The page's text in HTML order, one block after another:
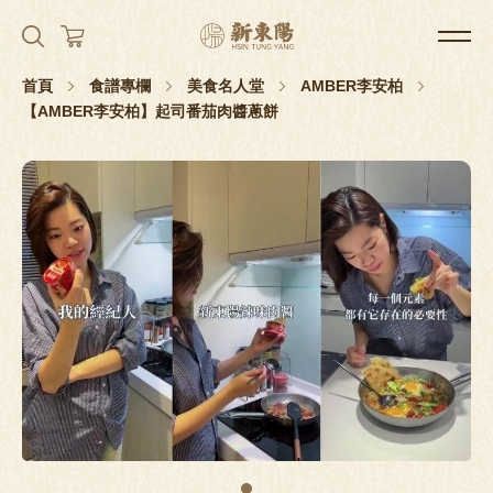
首頁 食譜專欄 美食名人堂
AMBER李安柏
【AMBER李安柏】起司番茄肉醬蔥餅